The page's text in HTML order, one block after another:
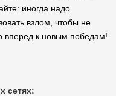
иногда надо
взлом, чтобы не
вперед к новым победам!
сетях: